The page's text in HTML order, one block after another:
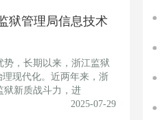
狱管理局信息技术
，长期以来，浙江监狱
现代化。近两年来，浙
狱新质战斗力，进
2025-07-29